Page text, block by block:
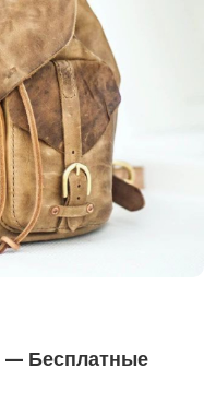
— Бесплатные